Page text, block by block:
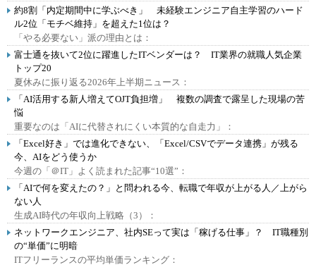
約8割「内定期間中に学ぶべき」 未経験エンジニア自主学習のハード
ル2位「モチベ維持」を超えた1位は？
「やる必要ない」派の理由とは：
富士通を抜いて2位に躍進したITベンダーは？ IT業界の就職人気企業
トップ20
夏休みに振り返る2026年上半期ニュース：
「AI活用する新人増えてOJT負担増」 複数の調査で露呈した現場の苦
悩
重要なのは「AIに代替されにくい本質的な自走力」：
「Excel好き」では進化できない、「Excel/CSVでデータ連携」が残る
今、AIをどう使うか
今週の「＠IT」よく読まれた記事“10選”：
「AIで何を変えたの？」と問われる今、転職で年収が上がる人／上がら
ない人
生成AI時代の年収向上戦略（3）：
ネットワークエンジニア、社内SEって実は「稼げる仕事」？ IT職種別
の“単価”に明暗
ITフリーランスの平均単価ランキング：